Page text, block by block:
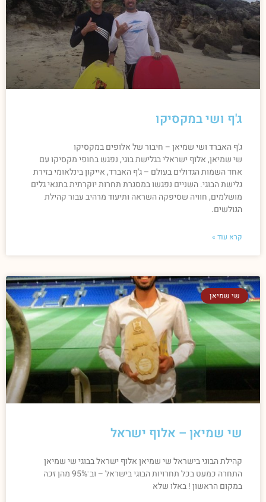
ג'ף ושי במקסיקו
ג'ף האברד ושי שמיאן – חיבור של אלופים במקסיקו
שי שמיאן, אלוף ישראלי בגלישת בוגי, נפגש בחופי מקסיקו עם
אחד השמות הגדולים בעולם – ג'ף האברד, אייקון בינלאומי בזירת
גלישת הבוגי. השניים נפגשו במסגרת תחרות יוקרתית בתנאי גלים
מושלמים, חוויה שסיפקה השראה ותיעוד מרהיב עבור קהילת
הגולשים.
קרא עוד »
שי שמיאן
שי שמיאן – אלוף ישראל
קהילת הבוגי בישראל שי שמיאן אלוף ישראל בבוגי שי שמיאן
התחרה כמעט בכל תחרויות הבוגי בישראל – וב־95% מהן זכה
במקום הראשון ! באלו שלא